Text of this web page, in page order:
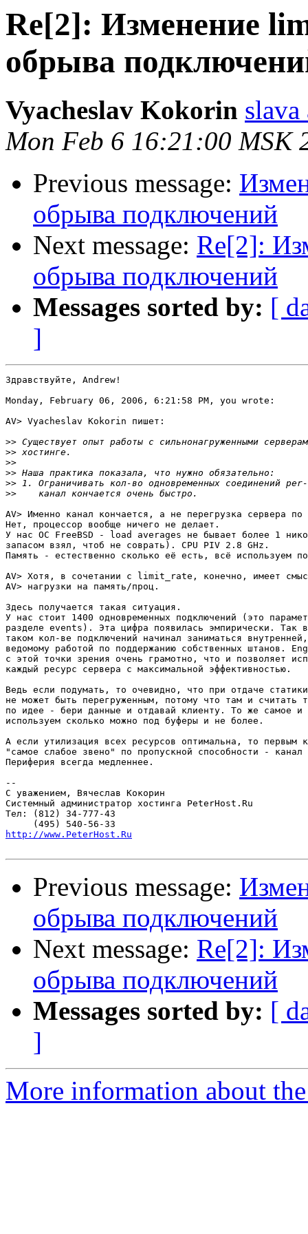
Re[2]: Изменение
обрыва
Vyacheslav Kokorin slava
Mon Feb 6 16:21:00 MSK
Previous message:
обрыва подключений
Next message: Re[2]:
обрыва подключений
Messages sorted by: [
]
Здравствуйте, Andrew!
Monday, February 06, 2006, 6:21:58 PM, you wrote:
AV> Vyacheslav Kokorin пишет:
>>
>>
>>
>>
>>
>>
AV> Именно канал кончается, а не перегрузка сервера по
Нет, процессор вообще ничего не делает.
У нас ОС FreeBSD - load averages не бывает более 1
запасом взял, чтоб не соврать). CPU PIV 2.8 GHz.
Память - естественно сколько её есть, всё используем
AV> Хотя, в сочетании с limit_rate, конечно, имеет
AV> нагрузки на память/проц.
Здесь получается такая ситуация.
У нас стоит 1400 одновременных подключений (это
разделе events). Эта цифра появилась эмпирически. Так
таком кол-ве подключений начинал заниматься
ведомому работой по поддержанию собственных штанов.
с этой точки зрения очень грамотно, что и позволяет
каждый ресурс сервера с максимальной эффективностью.
Ведь если подумать, то очевидно, что при отдаче
не может быть перегруженным, потому что там и считать
по идее - бери данные и отдавай клиенту. То же самое
используем сколько можно под буферы и не более.
А если утилизация всех ресурсов оптимальна, то первым
"самое слабое звено" по пропускной способности -
Периферия всегда медленнее.
--
С уважением, Вячеслав Кокорин
Системный администратор хостинга PeterHost.Ru
Тел: (812) 34-777-43
http://www.PeterHost.Ru
Previous message:
обрыва подключений
Next message: Re[2]:
обрыва подключений
Messages sorted by: [
]
More information about